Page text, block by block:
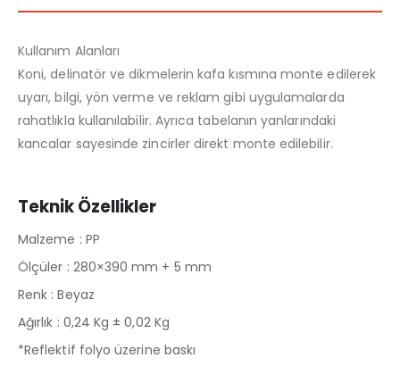
Kullanım Alanları
Koni, delinatör ve dikmelerin kafa kısmına monte edilerek
uyarı, bilgi, yön verme ve reklam gibi uygulamalarda
rahatlıkla kullanılabilir. Ayrıca tabelanın yanlarındaki
kancalar sayesinde zincirler direkt monte edilebilir.
Teknik Özellikler
Malzeme : PP
Ölçüler : 280×390 mm + 5 mm
Renk : Beyaz
Ağırlık : 0,24 Kg ± 0,02 Kg
*Reflektif folyo üzerine baskı